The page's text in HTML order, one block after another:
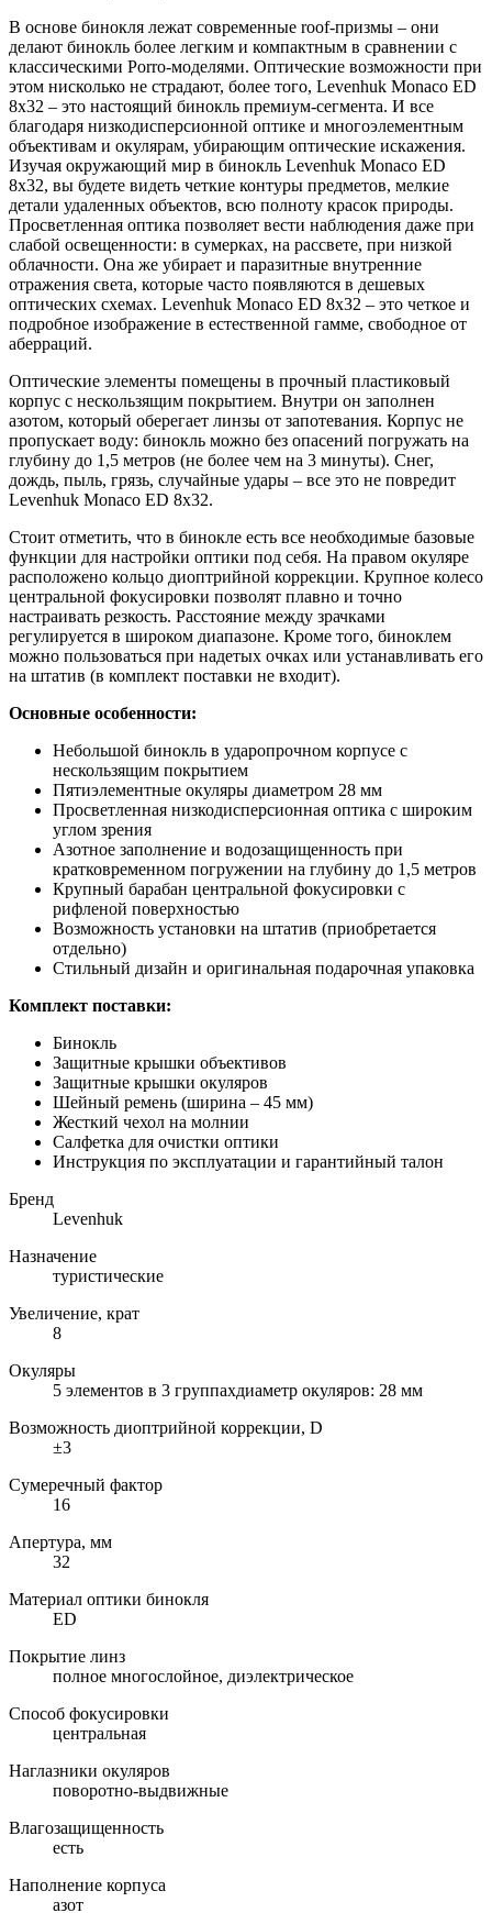
В основе бинокля лежат современные roof-призмы – они
делают бинокль более легким и компактным в сравнении с
классическими Porro-моделями. Оптические возможности при
этом нисколько не страдают, более того, Levenhuk Monaco ED
8x32 – это настоящий бинокль премиум-сегмента. И все
благодаря низкодисперсионной оптике и многоэлементным
объективам и окулярам, убирающим оптические искажения.
Изучая окружающий мир в бинокль Levenhuk Monaco ED
8x32, вы будете видеть четкие контуры предметов, мелкие
детали удаленных объектов, всю полноту красок природы.
Просветленная оптика позволяет вести наблюдения даже при
слабой освещенности: в сумерках, на рассвете, при низкой
облачности. Она же убирает и паразитные внутренние
отражения света, которые часто появляются в дешевых
оптических схемах. Levenhuk Monaco ED 8x32 – это четкое и
подробное изображение в естественной гамме, свободное от
аберраций.
Оптические элементы помещены в прочный пластиковый
корпус с нескользящим покрытием. Внутри он заполнен
азотом, который оберегает линзы от запотевания. Корпус не
пропускает воду: бинокль можно без опасений погружать на
глубину до 1,5 метров (не более чем на 3 минуты). Снег,
дождь, пыль, грязь, случайные удары – все это не повредит
Levenhuk Monaco ED 8x32.
Стоит отметить, что в бинокле есть все необходимые базовые
функции для настройки оптики под себя. На правом окуляре
расположено кольцо диоптрийной коррекции. Крупное колесо
центральной фокусировки позволят плавно и точно
настраивать резкость. Расстояние между зрачками
регулируется в широком диапазоне. Кроме того, биноклем
можно пользоваться при надетых очках или устанавливать его
на штатив (в комплект поставки не входит).
Основные особенности:
Небольшой бинокль в ударопрочном корпусе с
нескользящим покрытием
Пятиэлементные окуляры диаметром 28 мм
Просветленная низкодисперсионная оптика с широким
углом зрения
Азотное заполнение и водозащищенность при
кратковременном погружении на глубину до 1,5 метров
Крупный барабан центральной фокусировки с
рифленой поверхностью
Возможность установки на штатив (приобретается
отдельно)
Стильный дизайн и оригинальная подарочная упаковка
Комплект поставки:
Бинокль
Защитные крышки объективов
Защитные крышки окуляров
Шейный ремень (ширина – 45 мм)
Жесткий чехол на молнии
Салфетка для очистки оптики
Инструкция по эксплуатации и гарантийный талон
Бренд
Levenhuk
Назначение
туристические
Увеличение, крат
8
Окуляры
5 элементов в 3 группахдиаметр окуляров: 28 мм
Возможность диоптрийной коррекции, D
±3
Сумеречный фактор
16
Апертура, мм
32
Материал оптики бинокля
ED
Покрытие линз
полное многослойное, диэлектрическое
Способ фокусировки
центральная
Наглазники окуляров
поворотно-выдвижные
Влагозащищенность
есть
Наполнение корпуса
азот